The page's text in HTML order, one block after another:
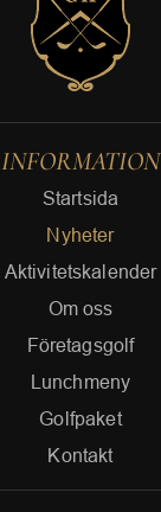
INFORMATION
Startsida
Nyheter
Aktivitetskalender
Om oss
Företagsgolf
Lunchmeny
Golfpaket
Kontakt